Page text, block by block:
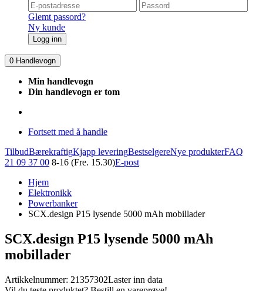
Glemt passord?
Ny kunde
Logg inn
0 Handlevogn
Min handlevogn
Din handlevogn er tom
Fortsett med å handle
TilbudBærekraftigKjapp leveringBestselgereNye produkterFAQ
21 09 37 00 8-16 (Fre. 15.30)E-post
Hjem
Elektronikk
Powerbanker
SCX.design P15 lysende 5000 mAh mobillader
SCX.design P15 lysende 5000 mAh
mobillader
Artikkelnummer: 21357302Laster inn data